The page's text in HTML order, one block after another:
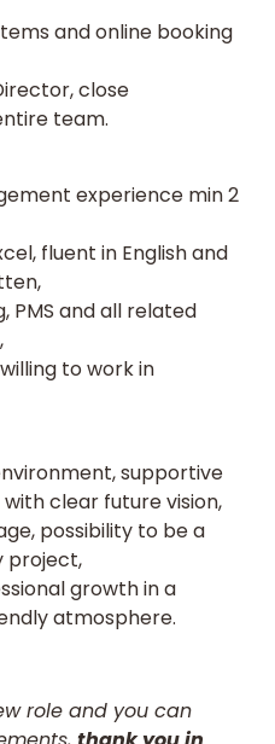
and online booking
close
team.
experience min 2
fluent in English and
PMS and all related
to work in
supportive
clear future vision,
possibility to be a
project,
growth in a
atmosphere.
role and you can